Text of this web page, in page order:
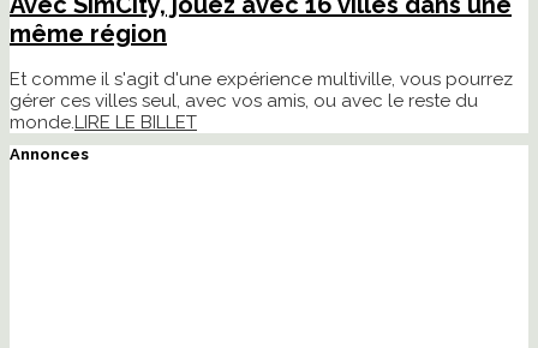
même région
Et comme il s'agit d'une expérience multiville, vous pourrez
gérer ces villes seul, avec vos amis, ou avec le reste du
monde. LIRE LE BILLET
Annonces